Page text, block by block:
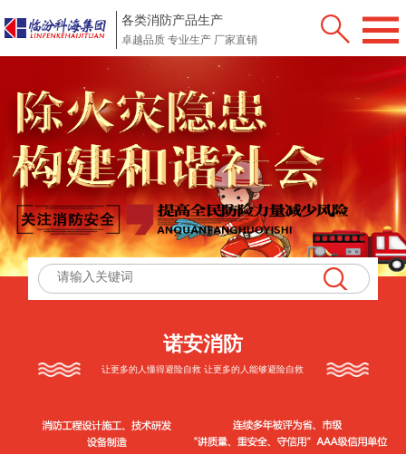
各类消防产品生产
卓越品质 专业生产 厂家直销
诺安消防
让更多的人懂得避险自救 让更多的人能够避险自救